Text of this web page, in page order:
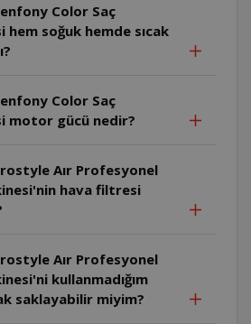
Color Saç
soğuk hemde sıcak
Color Saç
motor gücü nedir?
Aır Profesyonel
hava filtresi
Aır Profesyonel
kullanmadığım
saklayabilir miyim?